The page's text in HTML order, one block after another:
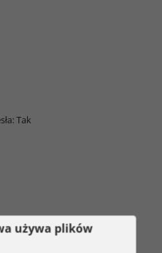
Tak
używa plików